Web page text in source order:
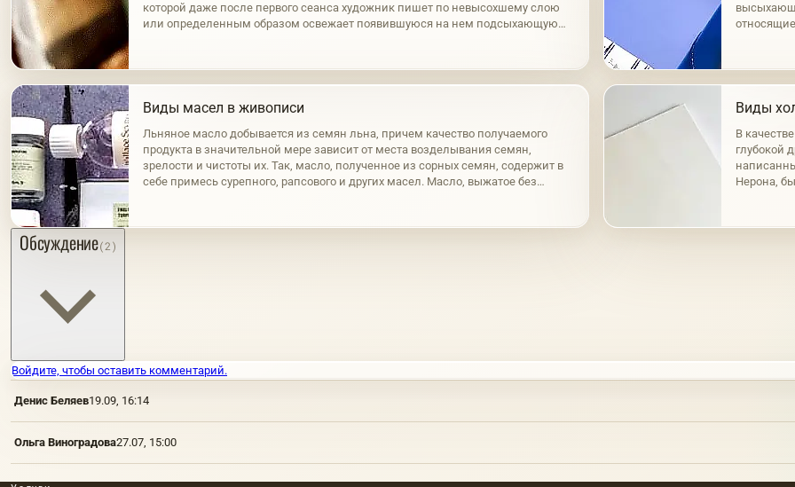
которой даже после первого сеанса художник пишет по невысохшему слою
или определенным образом освежает появившуюся на нем подсыхающую
Виды масел в живописи
Льняное масло добывается из семян льна, причем качество получаемого
продукта в значительной мере зависит от места возделывания семян,
зрелости и чистоты их. Так, масло, полученное из сорных семян, содержит в
себе примесь сурепного, рапсового и других масел. Масло, выжатое без
Виды
В
глубокой
Нерона,
Обсуждение(2)
Войдите, чтобы оставить комментарий.
Денис Беляев19.09, 16:14
Ольга Виноградова27.07, 15:00